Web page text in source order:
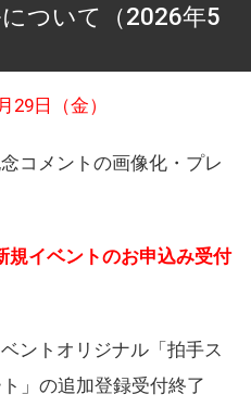
ついて（2026年5
29日（金）
コメントの画像化・プレ
イベントのお申込み受付
ントオリジナル「拍手ス
」の追加登録受付終了